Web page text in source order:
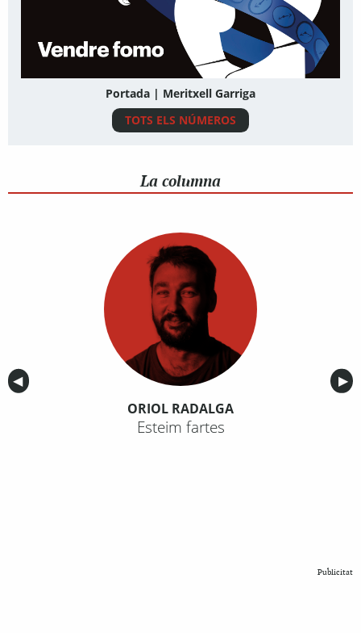
Portada | Meritxell Garriga
TOTS ELS NÚMEROS
La columna
Anterior
◀︎ ▶︎
ORIOL RADALGA
Esteim fartes
Publicitat